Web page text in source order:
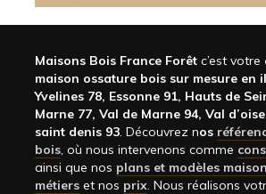
Maisons Bois France Forêt c’est votre
maison ossature bois sur mesure en
Yvelines 78, Essonne 91, Hauts de
Marne 77, Val de Marne 94, Val
saint denis 93. Découvrez nos
bois, où nous intervenons comme
ainsi que nos plans et modèles
métiers et nos prix. Nous réalisons